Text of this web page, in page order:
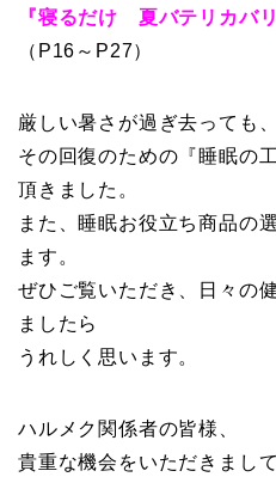
『寝るだけ 夏バテリカバ
（P16～P27）
厳しい暑さが過ぎ去っても
その回復のための『睡眠の
頂きました。
また、睡眠お役立ち商品の
ます。
ぜひご覧いただき、日々の
ましたら
うれしく思います。
ハルメク関係者の皆様、
貴重な機会をいただきまし